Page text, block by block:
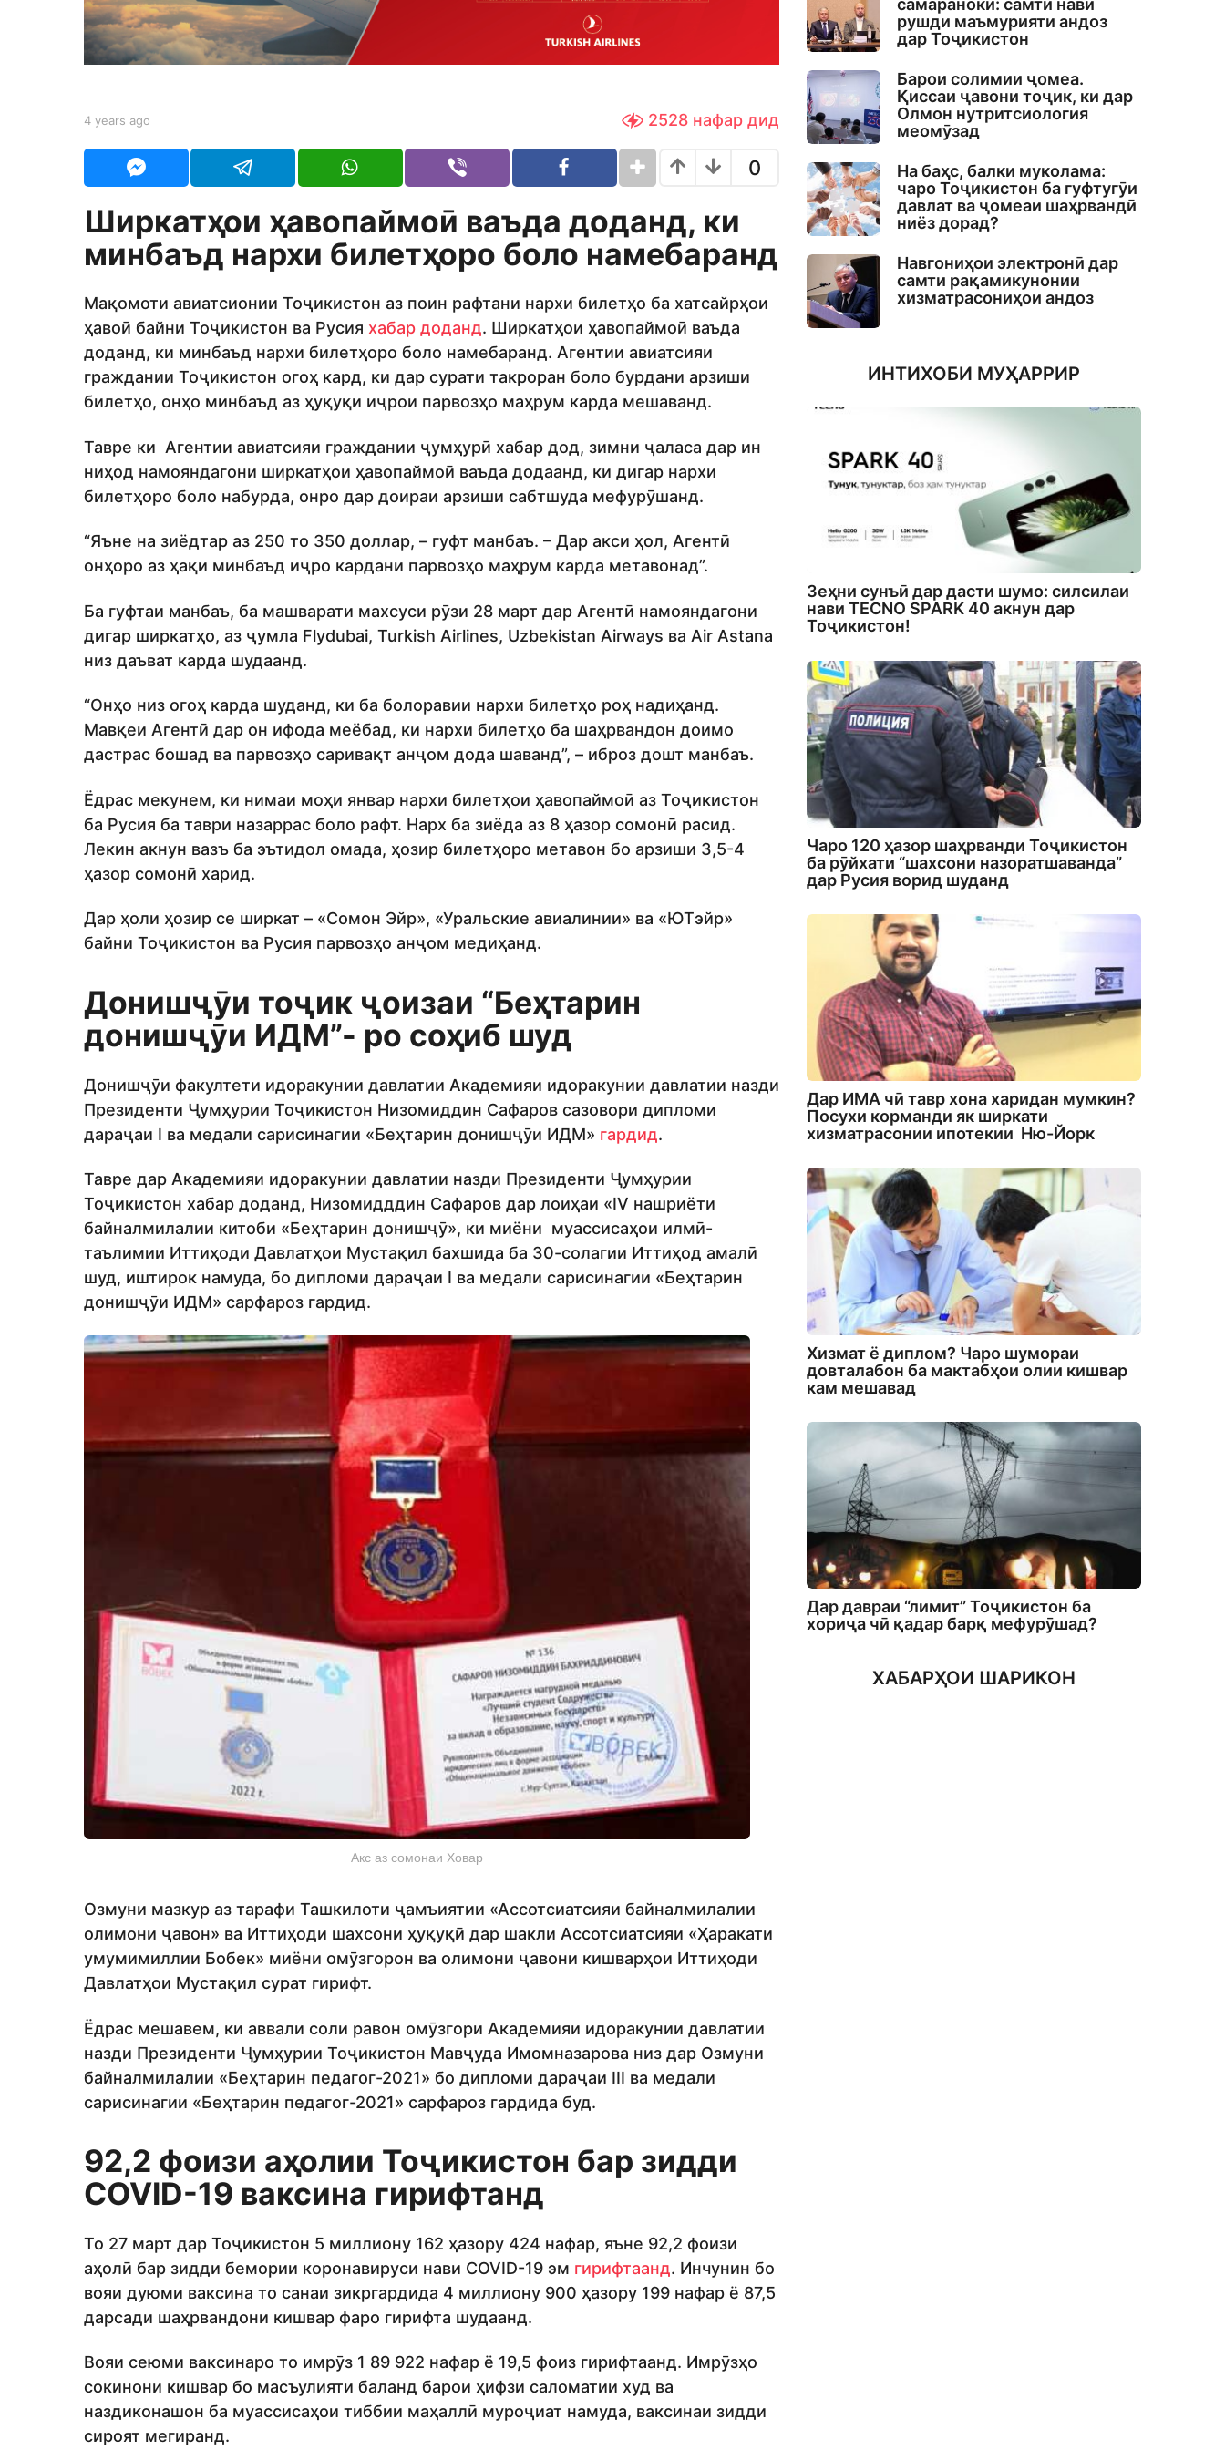
s
a
g
b
t
j
e
d
r
4 years ago
r
a
g
o
2528 нафар дид
0
Ширкатҳои ҳавопаймоӣ ваъда доданд, ки
минбаъд нархи билетҳоро боло намебаранд
Мақомоти авиатсионии Тоҷикистон аз поин рафтани нархи билетҳо ба хатсайрҳои
ҳавоӣ байни Тоҷикистон ва Русия хабар доданд. Ширкатҳои ҳавопаймоӣ ваъда
доданд, ки минбаъд нархи билетҳоро боло намебаранд. Агентии авиатсияи
граждании Тоҷикистон огоҳ кард, ки дар сурати такроран боло бурдани арзиши
билетҳо, онҳо минбаъд аз ҳуқуқи иҷрои парвозҳо маҳрум карда мешаванд.
Тавре ки Агентии авиатсияи граждании ҷумҳурӣ хабар дод, зимни ҷаласа дар ин
ниҳод намояндагони ширкатҳои ҳавопаймоӣ ваъда додаанд, ки дигар нархи
билетҳоро боло набурда, онро дар доираи арзиши сабтшуда мефурӯшанд.
“Яъне на зиёдтар аз 250 то 350 доллар, – гуфт манбаъ. – Дар акси ҳол, Агентӣ
онҳоро аз ҳақи минбаъд иҷро кардани парвозҳо маҳрум карда метавонад”.
Ба гуфтаи манбаъ, ба машварати махсуси рӯзи 28 март дар Агентӣ намояндагони
дигар ширкатҳо, аз ҷумла Flydubai, Turkish Airlines, Uzbekistan Airways ва Air Astana
низ даъват карда шудаанд.
“Онҳо низ огоҳ карда шуданд, ки ба болоравии нархи билетҳо роҳ надиҳанд.
Мавқеи Агентӣ дар он ифода меёбад, ки нархи билетҳо ба шаҳрвандон доимо
дастрас бошад ва парвозҳо саривақт анҷом дода шаванд”, – иброз дошт манбаъ.
Ёдрас мекунем, ки нимаи моҳи январ нархи билетҳои ҳавопаймоӣ аз Тоҷикистон
ба Русия ба таври назаррас боло рафт. Нарх ба зиёда аз 8 ҳазор сомонӣ расид.
Лекин акнун вазъ ба эътидол омада, ҳозир билетҳоро метавон бо арзиши 3,5-4
ҳазор сомонӣ харид.
Дар ҳоли ҳозир се ширкат – «Сомон Эйр», «Уральские авиалинии» ва «ЮТэйр»
байни Тоҷикистон ва Русия парвозҳо анҷом медиҳанд.
Донишҷӯи тоҷик ҷоизаи “Беҳтарин
донишҷӯи ИДМ”- ро соҳиб шуд
Донишҷӯи факултети идоракунии давлатии Академияи идоракунии давлатии назди
Президенти Ҷумҳурии Тоҷикистон Низомиддин Сафаров сазовори дипломи
дараҷаи I ва медали сарисинагии «Беҳтарин донишҷӯи ИДМ» гардид.
Тавре дар Академияи идоракунии давлатии назди Президенти Ҷумҳурии
Тоҷикистон хабар доданд, Низомидддин Сафаров дар лоиҳаи «IV нашриёти
байналмилалии китоби «Беҳтарин донишҷӯ», ки миёни муассисаҳои илмӣ-
таълимии Иттиҳоди Давлатҳои Мустақил бахшида ба 30-солагии Иттиҳод амалӣ
шуд, иштирок намуда, бо дипломи дараҷаи I ва медали сарисинагии «Беҳтарин
донишҷӯи ИДМ» сарфароз гардид.
Акс аз сомонаи Ховар
Озмуни мазкур аз тарафи Ташкилоти ҷамъиятии «Ассотсиатсияи байналмилалии
олимони ҷавон» ва Иттиҳоди шахсони ҳуқуқӣ дар шакли Ассотсиатсияи «Ҳаракати
умумимиллии Бобек» миёни омӯзгорон ва олимони ҷавони кишварҳои Иттиҳоди
Давлатҳои Мустақил сурат гирифт.
Ёдрас мешавем, ки аввали соли равон омӯзгори Академияи идоракунии давлатии
назди Президенти Ҷумҳурии Тоҷикистон Мавҷуда Имомназарова низ дар Озмуни
байналмилалии «Беҳтарин педагог-2021» бо дипломи дараҷаи III ва медали
сарисинагии «Беҳтарин педагог-2021» сарфароз гардида буд.
92,2 фоизи аҳолии Тоҷикистон бар зидди
COVID-19 ваксина гирифтанд
То 27 март дар Тоҷикистон 5 миллиону 162 ҳазору 424 нафар, яъне 92,2 фоизи
аҳолӣ бар зидди бемории коронавируси нави COVID-19 эм гирифтаанд. Инчунин бо
вояи дуюми ваксина то санаи зикргардида 4 миллиону 900 ҳазору 199 нафар ё 87,5
дарсади шаҳрвандони кишвар фаро гирифта шудаанд.
Вояи сеюми ваксинаро то имрӯз 1 89 922 нафар ё 19,5 фоиз гирифтаанд. Имрӯзҳо
сокинони кишвар бо масъулияти баланд барои ҳифзи саломатии худ ва
наздиконашон ба муассисаҳои тиббии маҳаллӣ муроҷиат намуда, ваксинаи зидди
сироят мегиранд.
самаранокӣ: самти нави
рушди маъмурияти андоз
дар Тоҷикистон
Барои солимии ҷомеа.
Қиссаи ҷавони тоҷик, ки дар
Олмон нутритсиология
меомӯзад
На баҳс, балки муколама:
чаро Тоҷикистон ба гуфтугӯи
давлат ва ҷомеаи шаҳрвандӣ
ниёз дорад?
Навгониҳои электронӣ дар
самти рақамикунонии
хизматрасониҳои андоз
ИНТИХОБИ МУҲАРРИР
Зеҳни сунъӣ дар дасти шумо: силсилаи
нави TECNO SPARK 40 акнун дар
Тоҷикистон!
Чаро 120 ҳазор шаҳрванди Тоҷикистон
ба рӯйхати “шахсони назоратшаванда”
дар Русия ворид шуданд
Дар ИМА чӣ тавр хона харидан мумкин?
Посухи корманди як ширкати
хизматрасонии ипотекии Ню-Йорк
Хизмат ё диплом? Чаро шумораи
довталабон ба мактабҳои олии кишвар
кам мешавад
Дар давраи “лимит” Тоҷикистон ба
хориҷа чӣ қадар барқ мефурӯшад?
ХАБАРҲОИ ШАРИКОН